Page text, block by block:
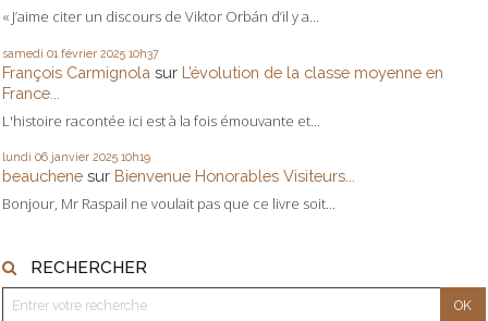
« J’aime citer un discours de Viktor Orbán d’il y a...
samedi 01 février 2025 10h37
François Carmignola sur L’évolution de la classe moyenne en
France...
L'histoire racontée ici est à la fois émouvante et...
lundi 06 janvier 2025 10h19
beauchene sur Bienvenue Honorables Visiteurs...
Bonjour, Mr Raspail ne voulait pas que ce livre soit...
RECHERCHER